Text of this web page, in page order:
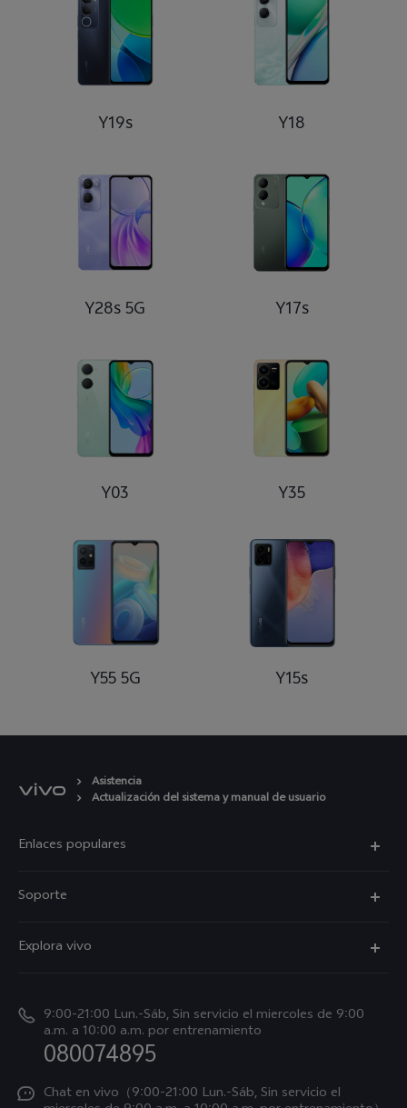
Y19s Y18
Y28s 5G Y17s
Y03 Y35
Y55 5G Y15s
Asistencia
Actualización del sistema y manual de usuario
Enlaces populares
Y39 5G
Soporte
Autenticación de IMEI
Consulta el Precio de los Repuestos
Explora vivo
La vida en vivo
Avisos legales
Acerca de nosotros
9:00-21:00 Lun.-Sáb, Sin servicio el miercoles de 9:00
a.m. a 10:00 a.m. por entrenamiento
080074895
Chat en vivo（9:00-21:00 Lun.-Sáb, Sin servicio el